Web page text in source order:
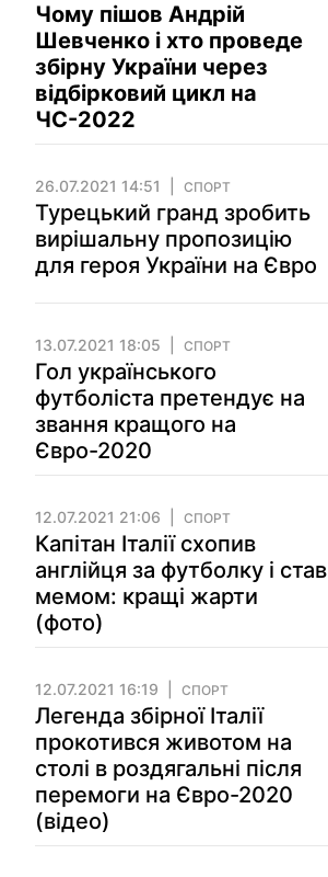
Чому пішов Андрій
Шевченко і хто проведе
збірну України через
відбірковий цикл на
ЧС-2022
26.07.2021 14:51 СПОРТ
Турецький гранд зробить
вирішальну пропозицію
для героя України на Євро
13.07.2021 18:05 СПОРТ
Гол українського
футболіста претендує на
звання кращого на
Євро-2020
12.07.2021 21:06 СПОРТ
Капітан Італії схопив
англійця за футболку і став
мемом: кращі жарти
(фото)
12.07.2021 16:19 СПОРТ
Легенда збірної Італії
прокотився животом на
столі в роздягальні після
перемоги на Євро-2020
(відео)